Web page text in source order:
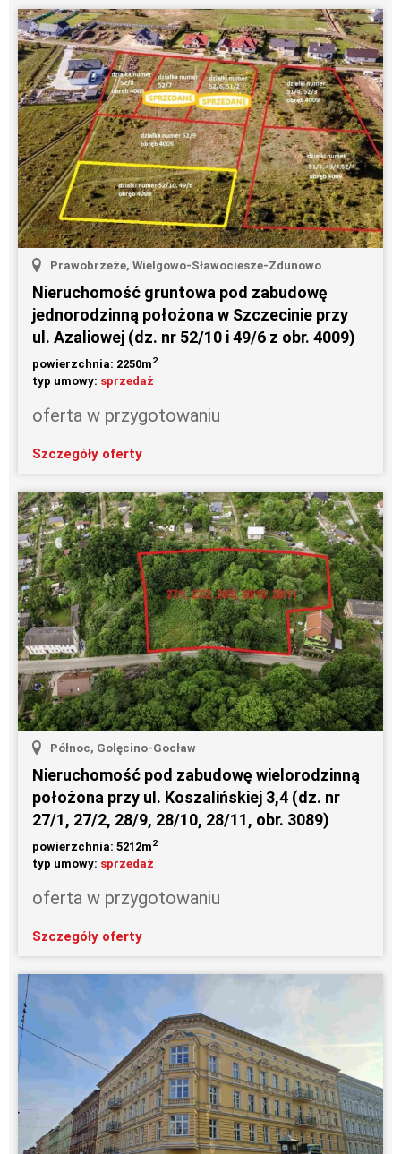
Prawobrzeże, Wielgowo-Sławociesze-Zdunowo
Nieruchomość gruntowa pod zabudowę
jednorodzinną położona w Szczecinie przy
ul. Azaliowej (dz. nr 52/10 i 49/6 z obr. 4009)
powierzchnia: 2250m2
typ umowy: sprzedaż
oferta w przygotowaniu
Szczegóły oferty
Północ, Golęcino-Gocław
Nieruchomość pod zabudowę wielorodzinną
położona przy ul. Koszalińskiej 3,4 (dz. nr
27/1, 27/2, 28/9, 28/10, 28/11, obr. 3089)
powierzchnia: 5212m2
typ umowy: sprzedaż
oferta w przygotowaniu
Szczegóły oferty